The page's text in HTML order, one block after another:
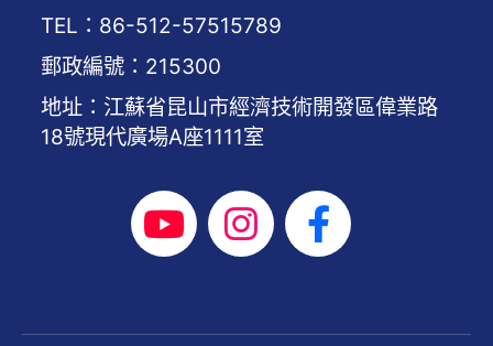
TEL：86-512-57515789
郵政編號：215300
地址：江蘇省昆山市經濟技術開發區偉業路
18號現代廣場A座1111室